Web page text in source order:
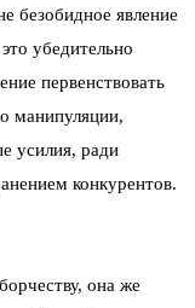
безобидное явление
убедительно
первенствовать
манипуляции,
усилия, ради
конкурентов.
она же